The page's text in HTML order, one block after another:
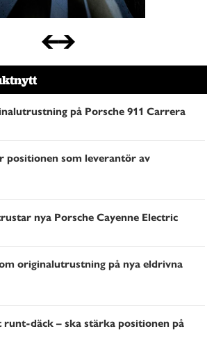
på Porsche 911 Carrera
positionen som leverantör av
nya Porsche Cayenne Electric
originalutrustning på nya eldrivna
däck – ska stärka positionen på